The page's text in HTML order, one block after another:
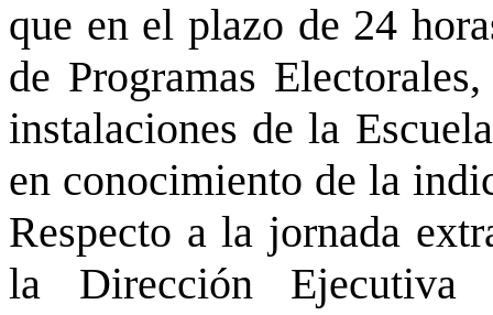
que en el plazo de 24
de Programas
instalaciones de la
en conocimiento de la
Respecto a la jornada
la Dirección Ejecutiva